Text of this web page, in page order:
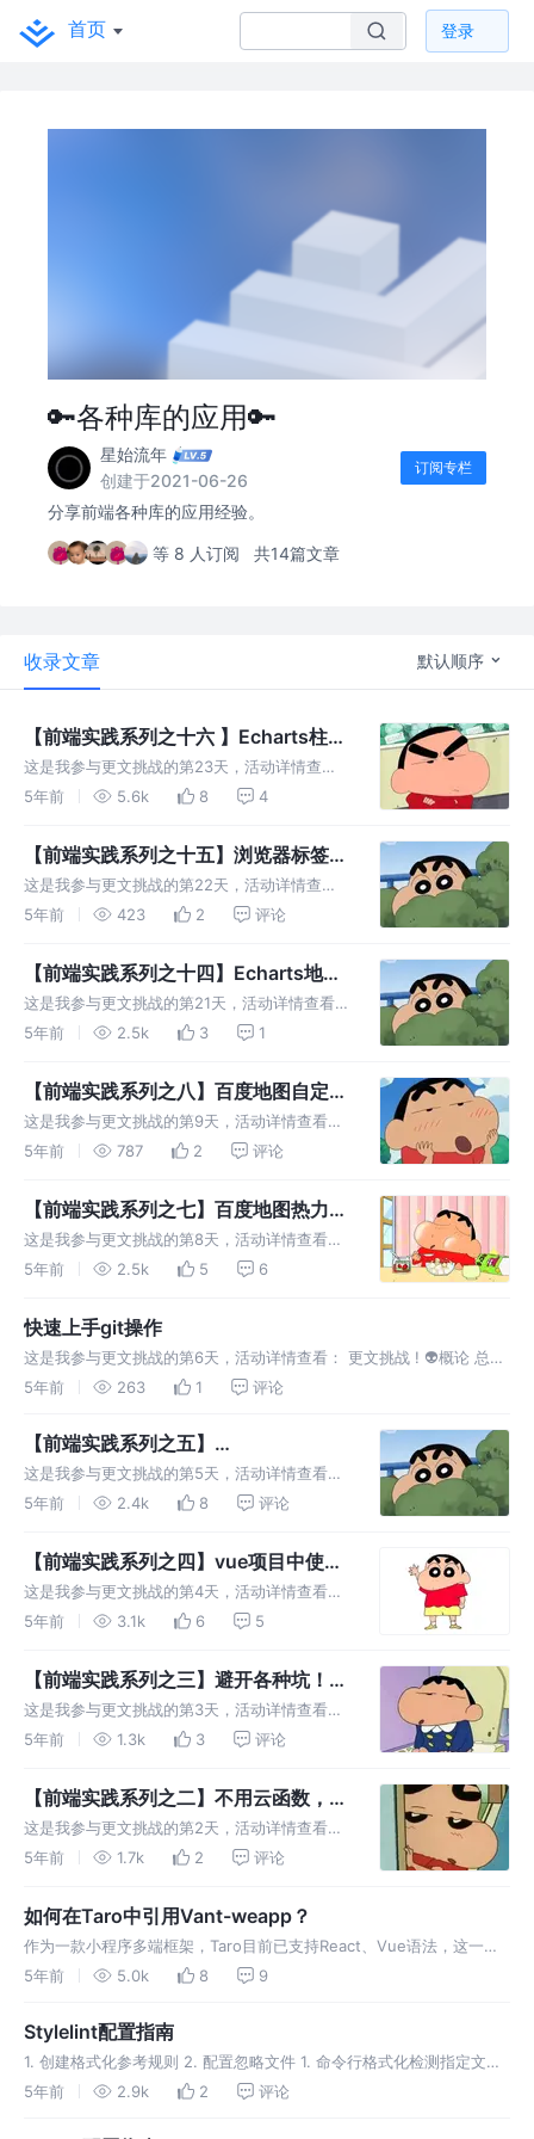
首页 登录
🔑各种库的应用🔑
星始流年
创建于2021-06-26
订阅专栏
分享前端各种库的应用经验。
等 8 人订阅 共14篇文章
收录文章 默认顺序
【前端实践系列之十六 】Echarts柱状
图背景的实现的两种方法
这是我参与更文挑战的第23天，活动详情查
看： 更文挑战 ! 👽 概论 Echarts中的各种小技
些： 【前端实践系列之十四】Echarts地图圆形
5年前 5.6k 8 4
【前端实践系列之十五】浏览器标签页
通信库：lsbridge源码解读
这是我参与更文挑战的第22天，活动详情查
看： 更文挑战 ! 👽 概论 众所周知，受限于浏览
没法直接进行通信的。间接实现通信的最简单可
靠的桥梁便是LocalSt
5年前 423 2 评论
【前端实践系列之十四】Echarts地图
圆形背景及阴影实现
这是我参与更文挑战的第21天，活动详情查看：
更文挑战 ! 👽 概论 本次实践主要讲Echarts开发
是backgroundColor属性，一种思路指的的是
5年前 2.5k 3 1
【前端实践系列之八】百度地图自定义
标注的实现
这是我参与更文挑战的第9天，活动详情查看：
更文挑战 ! 👽 概论 昨天和大家分享了《百度地
热打铁，再和大家分享下地图上自定义标注的方
法，先上完成后的效果图。
5年前 787 2 评论
【前端实践系列之七】百度地图热力图
开发及区域边界线的实现
这是我参与更文挑战的第8天，活动详情查看：
更文挑战 ! 👽 概论 前几天和大家分享了Echarts
中使用百度地图时，不能很好的控制百度地图的
样式，部分
5年前 2.5k 5 6
快速上手git操作
这是我参与更文挑战的第6天，活动详情查看： 更文挑战 ! 👽概论 总结
了一些Git的基本操作，初次上手Git的伙伴可以看看，其他人就不用细
5年前 263 1 评论
【前端实践系列之五】
Express+MongoDB后台搭建保姆式
教程
这是我参与更文挑战的第5天，活动详情查看：
更文挑战 ! 👽概论 太卷了太卷了，前端不会点
来，前端侵入后端的能力越来越强，虽说JS搭
建的后台应用在性能等方
5年前 2.4k 8 评论
【前端实践系列之四】vue项目中使用
Echarts绘制热力地图
这是我参与更文挑战的第4天，活动详情查看：
更文挑战 ! 👽概论 今日话不多说，直接开肝
准备HTML页面 🐣CDN引入vue、echarts 🐣引
5年前 3.1k 6 5
【前端实践系列之三】避开各种坑！小
程序中按需引入Echarts5绘制图表。
这是我参与更文挑战的第3天，活动详情查看：
更文挑战 ! 👽概论 小程序中绘制图表的需求已
表往往会有各种坑，包括但不限于： canvas图
5年前 1.3k 3 评论
【前端实践系列之二】不用云函数，小
程序也能直接解析Excel
这是我参与更文挑战的第2天，活动详情查看：
更文挑战 ! 👽概论 小程序解析Excel表格文件并
务，但在此过程中也有一些值得注意与分享的地
方
5年前 1.7k 2 评论
如何在Taro中引用Vant-weapp？
作为一款小程序多端框架，Taro目前已支持React、Vue语法，这一特
性使得Taro在小程序框架领域的占有率越来越高，但想要在这套框架中
5年前 5.0k 8 9
Stylelint配置指南
1. 创建格式化参考规则 2. 配置忽略文件 1. 命令行格式化检测指定文档
2. 利用编辑器插件进行格式化 (1) 在VS Code中搜索相应的 stylelint
5年前 2.9k 2 评论